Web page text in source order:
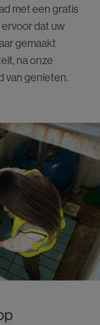
met een gratis
dat uw
gemaakt
na onze
van genieten.